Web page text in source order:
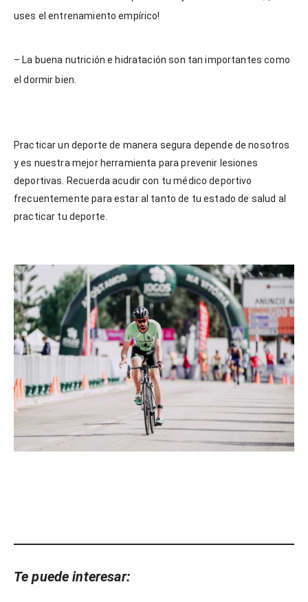
uses el entrenamiento empírico!
– La buena nutrición e hidratación son tan importantes como
el dormir bien.
Practicar un deporte de manera segura depende de nosotros
y es nuestra mejor herramienta para prevenir lesiones
deportivas. Recuerda acudir con tu médico deportivo
frecuentemente para estar al tanto de tu estado de salud al
practicar tu deporte.
Te puede interesar: